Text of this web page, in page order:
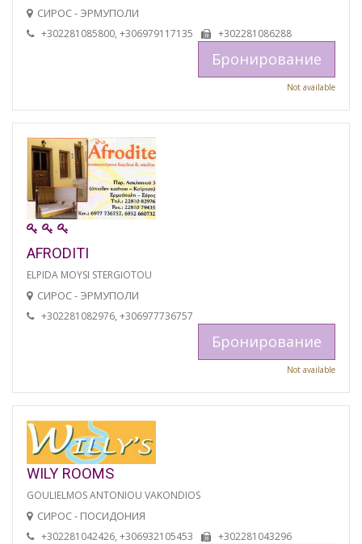
СИРОС - ЭРМУПОЛИ
+302281085800, +306979117135 +302281086288
Бронирование
Not available
AFRODITI
ELPIDA MOYSI STERGIOTOU
СИРОС - ЭРМУПОЛИ
+302281082976, +306977736757
Бронирование
Not available
WILY ROOMS
GOULIELMOS ANTONIOU VAKONDIOS
СИРОС - ПОСИДОНИЯ
+302281042426, +306932105453 +302281043296